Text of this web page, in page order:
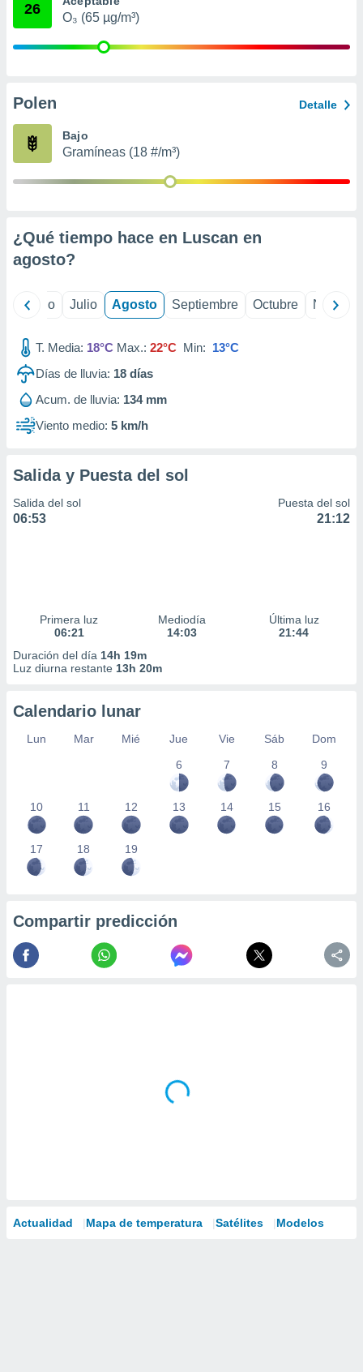
publicidad
de
1199
26
O₃ (65 µg/m³)
Polen Detalle
Bajo
Gramíneas (18 #/m³)
¿Qué tiempo hace en Luscan en
agosto?
Junio Julio Agosto Septiembre Octubre
T. Media: 18°C Max.: 22°C Min: 13°C
Días de lluvia: 18 días
Acum. de lluvia: 134 mm
Viento medio: 5 km/h
Salida y Puesta del sol
Salida del sol
06:53
Puesta del sol
21:12
Primera luz
06:21
Mediodía
14:03
Última luz
21:44
Duración del día 14h 19m
Luz diurna restante 13h 20m
Calendario lunar
Lun Mar Mié Jue Vie Sáb
Dom
6
7 8 9
10 11 12 13 14 15 16
17 18 19
Compartir predicción
Actualidad Mapa de temperatura Satélites Modelos